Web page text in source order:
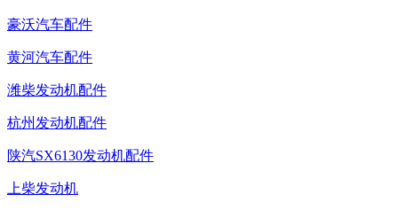
豪沃汽车配件
黄河汽车配件
潍柴发动机配件
杭州发动机配件
陕汽SX6130发动机配件
上柴发动机